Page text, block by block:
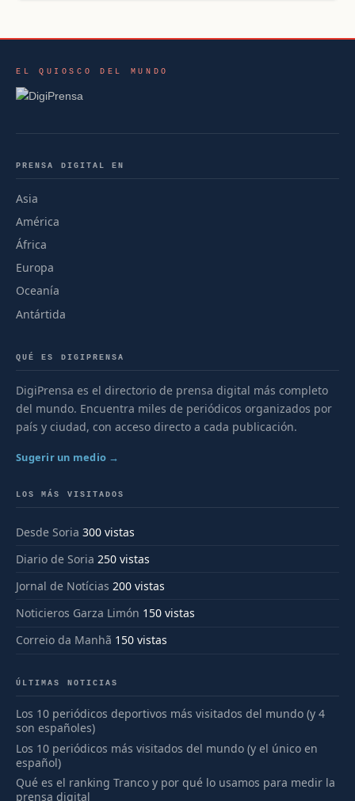
EL QUIOSCO DEL MUNDO
PRENSA DIGITAL EN
Asia
América
África
Europa
Oceanía
Antártida
QUÉ ES DIGIPRENSA
DigiPrensa es el directorio de prensa digital más completo
del mundo. Encuentra miles de periódicos organizados por
país y ciudad, con acceso directo a cada publicación.
Sugerir un medio →
LOS MÁS VISITADOS
Desde Soria 300 vistas
Diario de Soria 250 vistas
Jornal de Notícias 200 vistas
Noticieros Garza Limón 150 vistas
Correio da Manhã 150 vistas
ÚLTIMAS NOTICIAS
Los 10 periódicos deportivos más visitados del mundo (y 4
son españoles)
Los 10 periódicos más visitados del mundo (y el único en
español)
Qué es el ranking Tranco y por qué lo usamos para medir la
prensa digital